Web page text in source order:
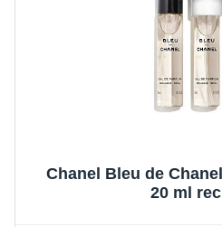
Chanel Bleu de
20 ml